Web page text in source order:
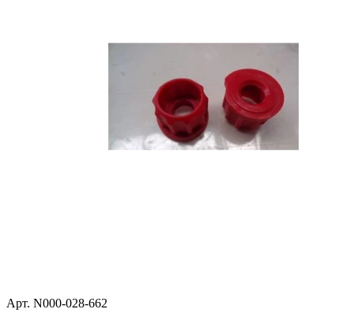
Арт. N000-028-662